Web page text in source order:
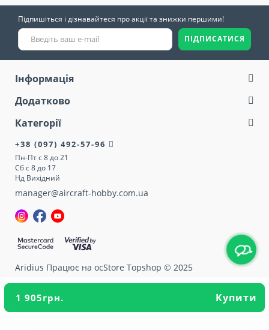
1 905грн. Купити
Підпишіться і дізнавайтеся про акції та знижки першими!
ПІДПИСАТИСЯ
Інформація
Додатково
Категорії
+38 (097) 492-57-96
Пн-Пт с 8 до 21
Сб с 8 до 17
Нд Вихідний
manager@aircraft-hobby.com.ua
Aridius Працює на ocStore Topshop © 2025